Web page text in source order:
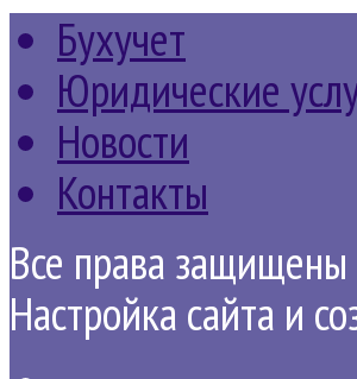
Бухучет
Юридические
Новости
Контакты
Все права
Настройка сайта и